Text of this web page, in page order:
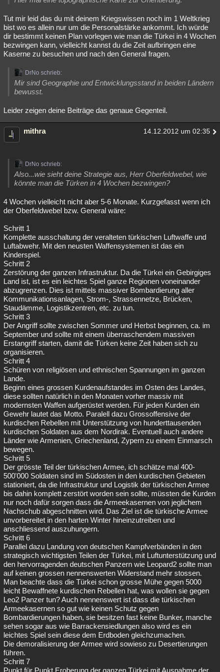
Tut mir leid das du mit deinem Kriegswissen noch im 1 Weltkrieg
bist wo es allein nur um die Personalstärke ankommt. Ich würde
dir bestimmt keinen Plan vorlegen wie man die Türkei in 4 Wochen
bezwingen kann, vielleicht kannst du die Zeit aufbringen eine
Kaserne zu besuchen und nach den General fragen.
DrNo schrieb:
Mir sind Geographie und Entwicklungsstand in beiden Ländern
bewusst.
Leider zeigen deine Beiträge das genaue Gegenteil.
mithra 14.12.2012 um 02:35
DrNo schrieb:
Also...wie sieht deine Strategie aus, Herr Oberfeldwebel, wie
könnte man die Türken in 4 Wochen bezwingen?
4 Wochen vielleicht nicht aber 5-6 Monate. Kurzgefasst wenn ich
der Oberfeldwebel bzw. General wäre:
Schritt 1
Komplette ausschaltung der veralteten türkischen Luftwaffe und
Luftabwehr. Mit den neusten Waffensystemen ist das ein
Kinderspiel.
Schritt 2
Zerstörung der ganzen Infrastruktur. Da die Türkei ein Gebirgiges
Land ist, ist es ein leichtes Spiel ganze Regionen voneinander
abzugrenzen. Dies ist mittels massiver Bombardierung aller
Kommunikationsanlagen, Strom-, Strassennetze, Brücken,
Staudämme, Logistikzentren, etc. zu tun.
Schritt 3
Der Angriff sollte zwischen Sommer und Herbst beginnen, ca. im
September und sollte mit einem überraschendem massiven
Erstangriff starten, damit die Türken keine Zeit haben sich zu
organisieren.
Schritt 4
Schüren von religiösen und ethnischen Spannungen im ganzen
Lande.
Beginn eines grossen Kurdenaufstandes im Osten des Landes,
diese sollten natürlich in den Monaten vorher massiv mit
modernsten Waffen aufgerüstet werden. Für jeden Kurden ein
Gewehr lautet das Motto. Paralell dazu Grossoffensive der
kurdischen Rebellen mit Unterstützung von hunderttausenden
kurdischen Soldaten aus dem Nordirak. Eventuell auch andere
Länder wie Armenien, Griechenland, Zypern zu einem Einmarsch
bewegen.
Schritt 5
Der grösste Teil der türkischen Armee, ich schätze mal 400-
500'000 Soldaten sind im Südosten in den kurdischen Gebieten
stationiert, da die Infrastruktur und Logistik der türkischen Armee
bis dahin komplett zerstört worden sein sollte, müssten die Kurden
nur noch dafür sorgen dass die Armeekasernen von jeglichem
Nachschub abgeschnitten wird. Das Ziel ist die türkische Armee
unvorbereitet in den harten Winter hineinzutreiben und
anschliessend auszuhungern.
Schritt 6
Parallel dazu Landung von deutschen Kampfverbänden in den
strategisch wichtigsten Teilen der Türkei, mit Luftunterstützung und
den hervorragenden deutschen Panzern wie Leopard2 sollte man
auf keinen grossen nennenswerten Widerstand mehr stossen.
Man beachte dass die Türkei schon grosse Mühe gegen 5000
leicht Bewaffnete kurdischen Rebellen hat, was wollen sie gegen
Leo2 Panzer tun? Auch nennenswert ist dass die türkischen
Armeekasernen so gut wie keinen Schutz gegen
Bombardierungen haben, sie besitzen fast keine Bunker, manche
sehen sogar aus wie Barrackensiedlungen also wird es ein
leichtes Spiel sein diese dem Erdboden gleichzumachen.
Die demoralisierung der Armee wird sowieso zu Desertierungen
führen.
Schritt 7